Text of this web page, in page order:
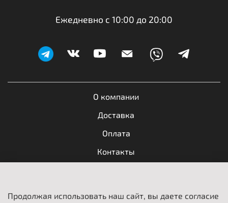
О компании
Доставка
Оплата
Контакты
Пользовательское соглашение
Ежедневно с 10:00 до 20:00
Продолжая использовать наш сайт, вы даете согласие